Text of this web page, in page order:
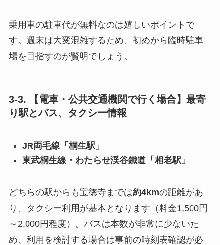
乗用車の駐車代が無料なのは嬉しいポイントで
す。週末は大変混雑するため、初めから臨時駐車
場を目指すのが賢明でしょう。
3-3. 【電車・公共交通機関で行く場合】最寄
り駅とバス、タクシー情報
JR両毛線「桐生駅」
東武桐生線・わたらせ渓谷鐵道「相老駅」
どちらの駅からも宝徳寺までは約4kmの距離があ
り、タクシー利用が基本となります（料金1,500円
～2,000円程度）。バスは本数が非常に少ないた
め、利用を検討する場合は事前の時刻表確認が必